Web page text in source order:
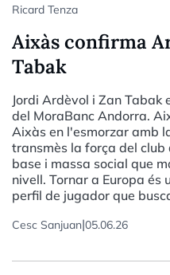
Ricard Tenza
Aixàs confirma
Tabak
Jordi Ardèvol i Zan Tabak
del MoraBanc Andorra.
Aixàs en l'esmorzar amb
transmès la força del
base i massa social que
nivell. Tornar a Europa és
perfil de jugador que
Cesc Sanjuan|05.06.26